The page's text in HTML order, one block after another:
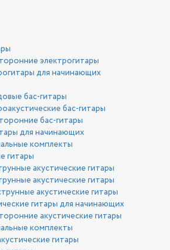
электрогитары
для начинающих
бас-гитары
бас-гитары
бас-гитары
для начинающих
комплекты
гитары
акустические гитары
акустические гитары
акустические гитары
гитары для начинающих
акустические гитары
комплекты
гитары